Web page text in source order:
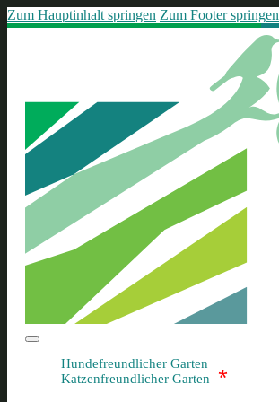
Zum Hauptinhalt springen Zum Footer springen
Hundefreundlicher Garten
Katzenfreundlicher Garten
*